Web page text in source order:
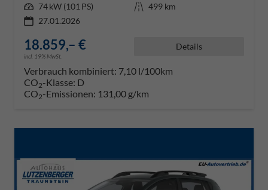
Leistung 74 kW (101 PS) Kilometerstand 499 km
27.01.2026
18.859,– €
incl. 19% MwSt.
Details
Verbrauch kombiniert: 7,10 l/100km
CO2-Klasse: D
CO2-Emissionen: 131,00 g/km